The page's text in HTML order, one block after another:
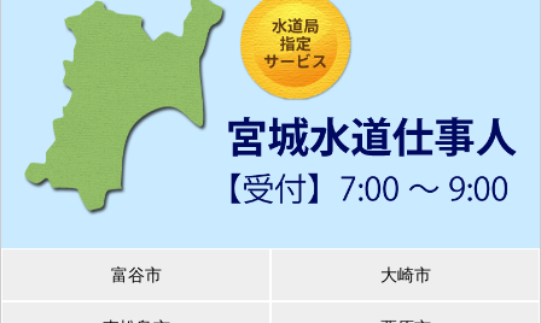
富谷市 大崎市